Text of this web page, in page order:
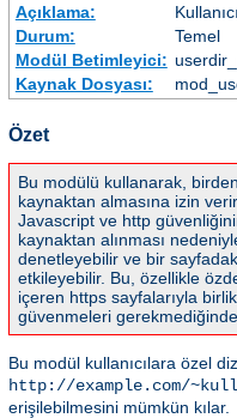
Açıklama:
Durum:
Temel
Modül Betimleyici:
Kaynak Dosyası:
Özet
Bu modülü kullanarak,
kaynaktan almasına izin
Javascript ve http
kaynaktan alınması
denetleyebilir ve bir
etkileyebilir. Bu, özellikle
içeren https sayfalarıyla
güvenmeleri
Bu modül kullanıcılara özel
http://example.com/
erişilebilmesini mümkün kılar.